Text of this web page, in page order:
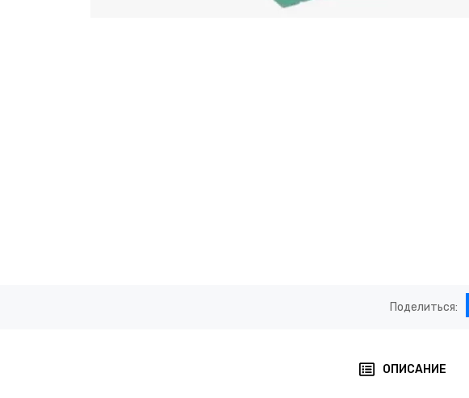
Поделиться:
ОПИСАНИЕ